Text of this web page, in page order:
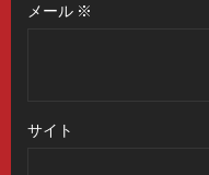
メール ※
サイト